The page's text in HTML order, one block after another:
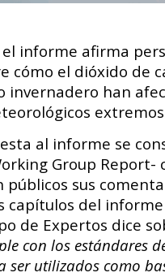
informe afirma
cómo el dióxido de
invernadero han
al informe se
Group
públicos sus
capítulos del
de Expertos dice
con los
ser utilizados como